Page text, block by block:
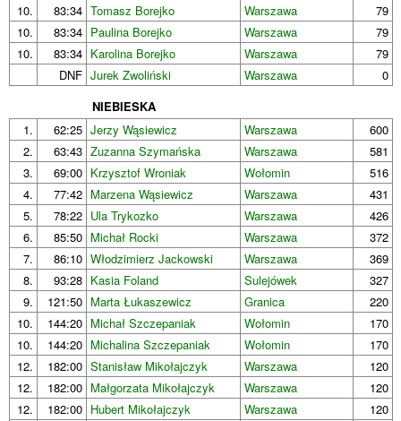
10.
83:34 Tomasz Borejko Warszawa
79
10.
83:34 Paulina Borejko Warszawa
79
10.
83:34 Karolina Borejko Warszawa
79
DNF Jurek Zwoliński Warszawa
0
NIEBIESKA
1.
62:25 Jerzy Wąsiewicz Warszawa
600
2.
63:43 Zuzanna Szymańska Warszawa
581
3.
69:00 Krzysztof Wroniak Wołomin
516
4.
77:42 Marzena Wąsiewicz Warszawa
431
5.
78:22 Ula Trykozko Warszawa
426
6.
85:50 Michał Rocki Warszawa
372
7.
86:10 Włodzimierz Jackowski Warszawa
369
8.
93:28 Kasia Foland Sulejówek
327
9.
121:50 Marta Łukaszewicz Granica
220
10.
144:20 Michał Szczepaniak Wołomin
170
10.
144:20 Michalina Szczepaniak Wołomin
170
12.
182:00 Stanisław Mikołajczyk Warszawa
120
12.
182:00 Małgorzata Mikołajczyk Warszawa
120
12.
182:00 Hubert Mikołajczyk Warszawa
120